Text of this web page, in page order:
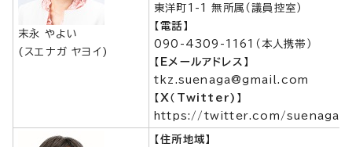
末永 やよい
(スエナガ ヤヨイ)
東洋町1-1 無所属（議員控室）
【電話】
090-4309-1161（本人携帯）
【Eメールアドレス】
tkz.suenaga@gmail.com
【X（Twitter)】
https://twitter.com/
【住所地域】